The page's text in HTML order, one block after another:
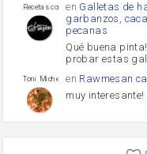
Recetas con sazon
en Galletas de
garbanzos,
pecanas
Qué buena
probar estas
Toni Michel Caubet
en Rawmesan
muy interesante!
enLasaña